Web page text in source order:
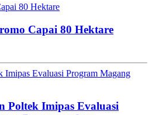
80 Hektare
Capai 80 Hektare
Imipas Evaluasi Program Magang
Poltek Imipas Evaluasi